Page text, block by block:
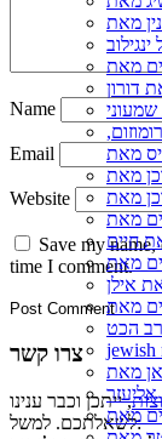
דורון
חיים
אילן
הכט
Name
Email
Website
Save my
time I comment.
צרו קשר
, ייתכן וכבר ענינו
לשאלתכם. למשל: